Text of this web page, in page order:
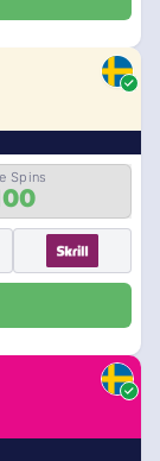
Spins